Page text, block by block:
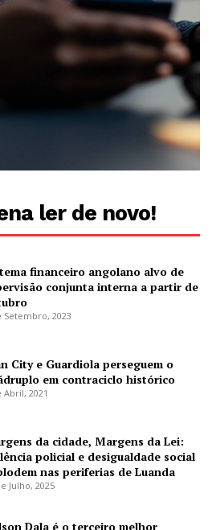
ler de novo!
financeiro angolano alvo de
conjunta interna a partir de
Setembro, 2023
City e Guardiola perseguem o
em contraciclo histórico
Abril, 2021
da cidade, Margens da Lei:
policial e desigualdade social
nas periferias de Luanda
Julho, 2025
Dala é o terceiro melhor